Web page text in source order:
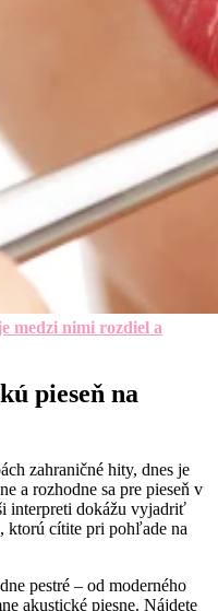
medzi nimi rozdiel a
pieseň na
zahraničné hity, dnes je
a rozhodne sa pre pieseň v
interpreti dokážu vyjadriť
ktorú cítite pri pohľade na
pestré – od moderného
akustické piesne. Nájdete